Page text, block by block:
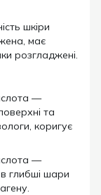
шкіри
має
розгладжені.
—
та
коригує
—
глибші шари